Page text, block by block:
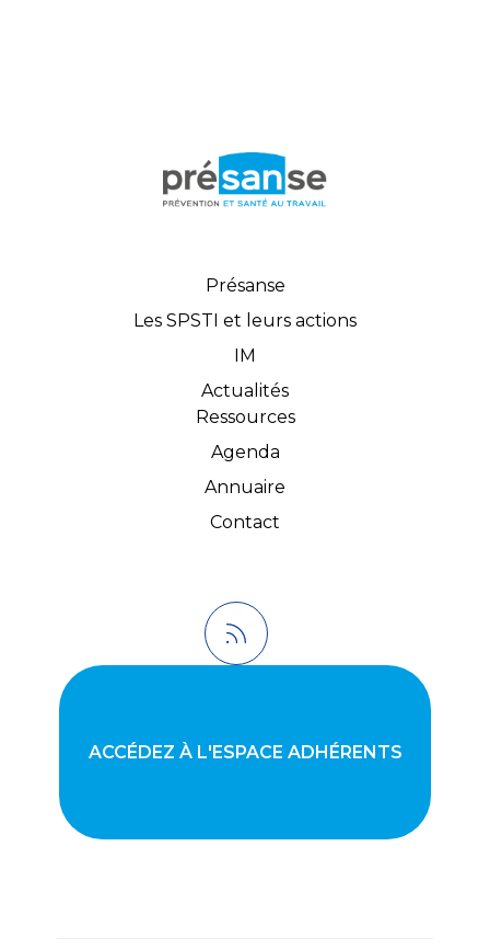
Présanse
Les SPSTI et leurs actions
IM
Actualités
Ressources
Agenda
Annuaire
Contact
ACCÉDEZ À L'ESPACE ADHÉRENTS